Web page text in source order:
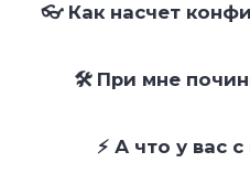
👓 Как насчет
🛠 При мне
⚡ А что у вас